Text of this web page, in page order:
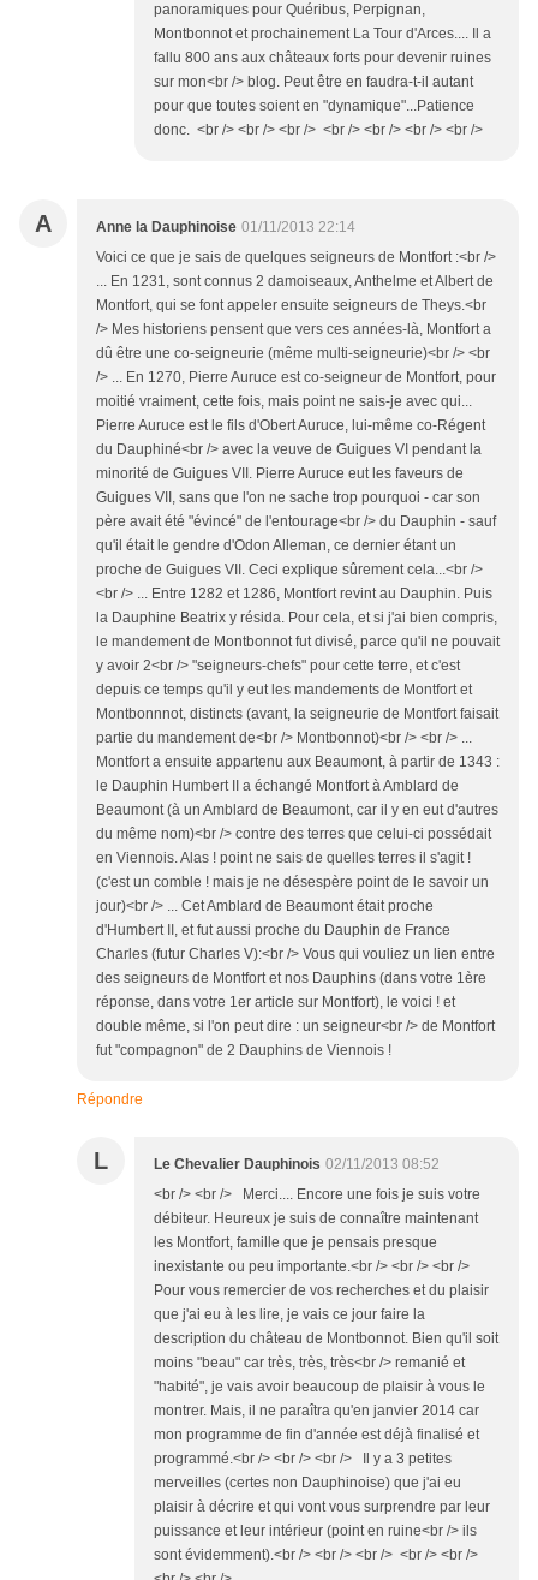
panoramiques pour Quéribus, Perpignan,
Montbonnot et prochainement La Tour d'Arces.... Il a
fallu 800 ans aux châteaux forts pour devenir ruines
sur mon<br /> blog. Peut être en faudra-t-il autant
pour que toutes soient en "dynamique"...Patience
donc. <br /> <br /> <br /> <br /> <br /> <br /> <br />
A Anne la Dauphinoise 01/11/2013 22:14
Voici ce que je sais de quelques seigneurs de Montfort :<br />
... En 1231, sont connus 2 damoiseaux, Anthelme et Albert de
Montfort, qui se font appeler ensuite seigneurs de Theys.<br
/> Mes historiens pensent que vers ces années-là, Montfort a
dû être une co-seigneurie (même multi-seigneurie)<br /> <br
/> ... En 1270, Pierre Auruce est co-seigneur de Montfort, pour
moitié vraiment, cette fois, mais point ne sais-je avec qui...
Pierre Auruce est le fils d'Obert Auruce, lui-même co-Régent
du Dauphiné<br /> avec la veuve de Guigues VI pendant la
minorité de Guigues VII. Pierre Auruce eut les faveurs de
Guigues VII, sans que l'on ne sache trop pourquoi - car son
père avait été "évincé" de l'entourage<br /> du Dauphin - sauf
qu'il était le gendre d'Odon Alleman, ce dernier étant un
proche de Guigues VII. Ceci explique sûrement cela...<br />
<br /> ... Entre 1282 et 1286, Montfort revint au Dauphin. Puis
la Dauphine Beatrix y résida. Pour cela, et si j'ai bien compris,
le mandement de Montbonnot fut divisé, parce qu'il ne pouvait
y avoir 2<br /> "seigneurs-chefs" pour cette terre, et c'est
depuis ce temps qu'il y eut les mandements de Montfort et
Montbonnnot, distincts (avant, la seigneurie de Montfort faisait
partie du mandement de<br /> Montbonnot)<br /> <br /> ...
Montfort a ensuite appartenu aux Beaumont, à partir de 1343 :
le Dauphin Humbert II a échangé Montfort à Amblard de
Beaumont (à un Amblard de Beaumont, car il y en eut d'autres
du même nom)<br /> contre des terres que celui-ci possédait
en Viennois. Alas ! point ne sais de quelles terres il s'agit !
(c'est un comble ! mais je ne désespère point de le savoir un
jour)<br /> ... Cet Amblard de Beaumont était proche
d'Humbert II, et fut aussi proche du Dauphin de France
Charles (futur Charles V):<br /> Vous qui vouliez un lien entre
des seigneurs de Montfort et nos Dauphins (dans votre 1ère
réponse, dans votre 1er article sur Montfort), le voici ! et
double même, si l'on peut dire : un seigneur<br /> de Montfort
fut "compagnon" de 2 Dauphins de Viennois !
Répondre
L Le Chevalier Dauphinois 02/11/2013 08:52
<br /> <br /> Merci.... Encore une fois je suis votre
débiteur. Heureux je suis de connaître maintenant
les Montfort, famille que je pensais presque
inexistante ou peu importante.<br /> <br /> <br />
Pour vous remercier de vos recherches et du plaisir
que j'ai eu à les lire, je vais ce jour faire la
description du château de Montbonnot. Bien qu'il soit
moins "beau" car très, très, très<br /> remanié et
"habité", je vais avoir beaucoup de plaisir à vous le
montrer. Mais, il ne paraîtra qu'en janvier 2014 car
mon programme de fin d'année est déjà finalisé et
programmé.<br /> <br /> <br /> Il y a 3 petites
merveilles (certes non Dauphinoise) que j'ai eu
plaisir à décrire et qui vont vous surprendre par leur
puissance et leur intérieur (point en ruine<br /> ils
sont évidemment).<br /> <br /> <br /> <br /> <br />